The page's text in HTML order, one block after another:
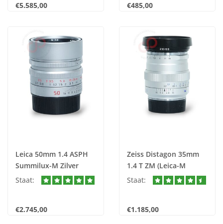
€5.585,00 €485,00
Leica 50mm 1.4 ASPH
Summilux-M Zilver
(11.829) nr. 1731
Staat:
€2.745,00
Zeiss Distagon 35mm
1.4 T ZM (Leica-M
Mount) nr. 1712
Staat:
€1.185,00